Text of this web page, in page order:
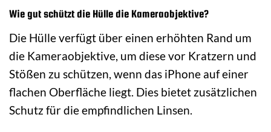
Wie gut schützt die Hülle die Kameraobjektive?
Die Hülle verfügt über einen erhöhten Rand um
die Kameraobjektive, um diese vor Kratzern und
Stößen zu schützen, wenn das iPhone auf einer
flachen Oberfläche liegt. Dies bietet zusätzlichen
Schutz für die empfindlichen Linsen.